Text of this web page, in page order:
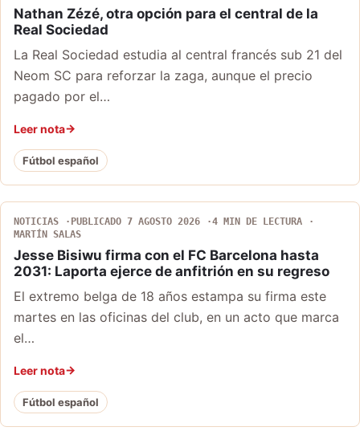
Nathan Zézé, otra opción para el central de la
Real Sociedad
La Real Sociedad estudia al central francés sub 21 del
Neom SC para reforzar la zaga, aunque el precio
pagado por el…
Leer nota
Fútbol español
NOTICIAS PUBLICADO 7 AGOSTO 2026
4 MIN DE LECTURA
MARTÍN SALAS
Jesse Bisiwu firma con el FC Barcelona hasta
2031: Laporta ejerce de anfitrión en su regreso
El extremo belga de 18 años estampa su firma este
martes en las oficinas del club, en un acto que marca
el…
Leer nota
Fútbol español